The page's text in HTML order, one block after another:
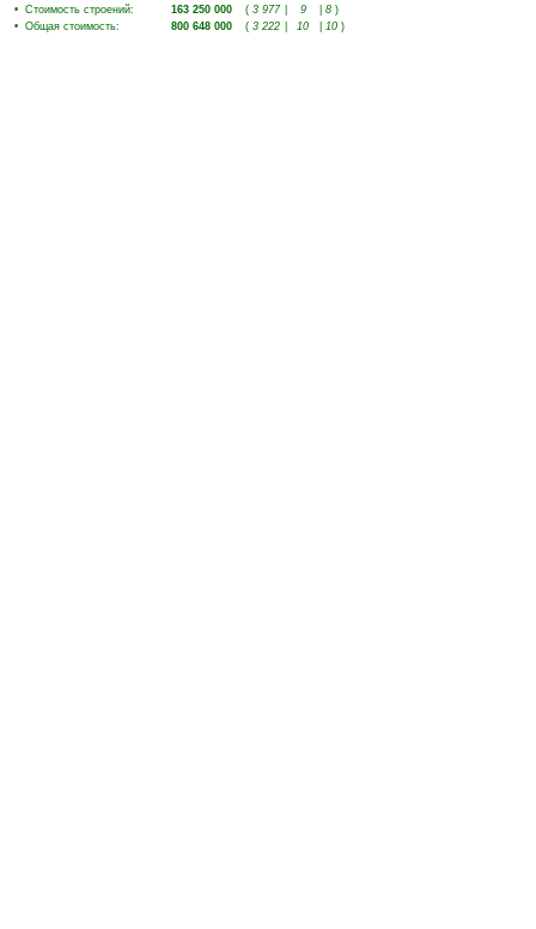
• Стоимость строений: 163 250 000 ( 3 977 9 8 )
• Общая стоимость: 800 648 000 ( 3 222 10 10 )